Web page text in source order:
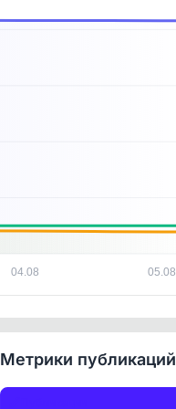
По
04.08 05.08
Метрики публикаций